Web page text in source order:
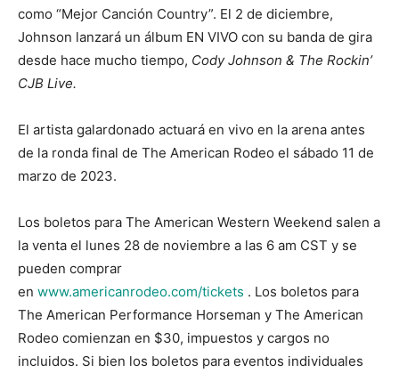
como “Mejor Canción Country”. El 2 de diciembre,
Johnson lanzará un álbum EN VIVO con su banda de gira
desde hace mucho tiempo, Cody Johnson & The Rockin’
CJB Live.
El artista galardonado actuará en vivo en la arena antes
de la ronda final de The American Rodeo el sábado 11 de
marzo de 2023.
Los boletos para The American Western Weekend salen a
la venta el lunes 28 de noviembre a las 6 am CST y se
pueden comprar
en www.americanrodeo.com/tickets . Los boletos para
The American Performance Horseman y The American
Rodeo comienzan en $30, impuestos y cargos no
incluidos. Si bien los boletos para eventos individuales